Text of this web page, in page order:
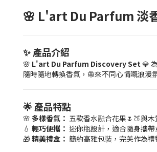
🌸 L'art Du Parfum 淡
✨ 產品介紹
🌸 L'art Du Parfum Discovery Set💎
隨時隨地轉換香氣，帶來不同心情嘅浪漫
🌟 產品特點
🌸 多樣香氣： 五款香水融合花果🌷🍑與木
💧 輕巧便攜： 迷你瓶設計，適合隨身攜帶
🎁精美禮盒： 簡約高雅包裝，完美作為禮